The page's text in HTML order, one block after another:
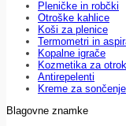
Pleničke in robčki
Otroške kahlice
Koši za plenice
Termometri in
Kopalne igrače
Kozmetika za
Antirepelenti
Kreme za sončenje
Blagovne znamke